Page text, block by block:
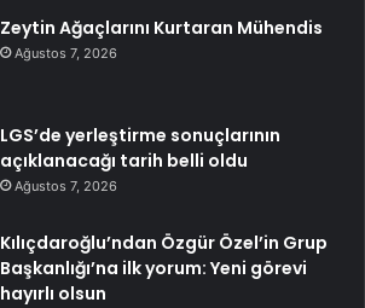
Zeytin Ağaçlarını Kurtaran Mühendis
Ağustos 7, 2026
LGS’de yerleştirme sonuçlarının
açıklanacağı tarih belli oldu
Ağustos 7, 2026
Kılıçdaroğlu’ndan Özgür Özel’in Grup
Başkanlığı’na ilk yorum: Yeni görevi
hayırlı olsun